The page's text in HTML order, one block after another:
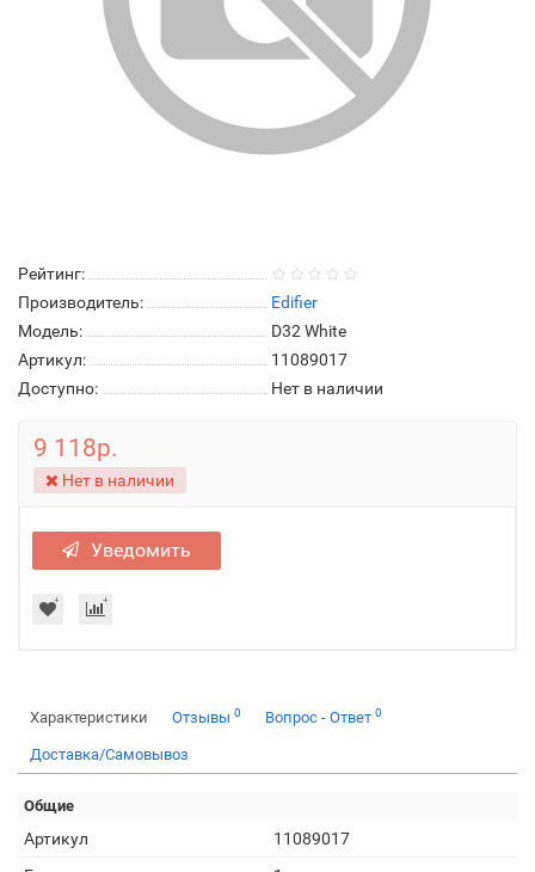
Рейтинг:
Производитель:
Edifier
Модель:
D32 White
Артикул:
11089017
Доступно:
Нет в наличии
9 118р.
Нет в наличии
Уведомить
Характеристики Отзывы 0 Вопрос - Ответ 0
Доставка/Самовывоз
Общие
Артикул
11089017